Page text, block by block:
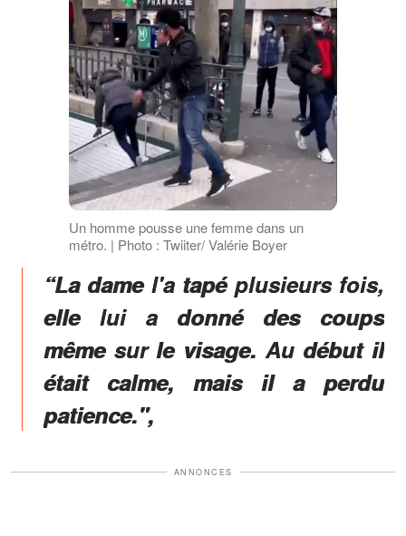
Un homme pousse une femme dans un
métro. | Photo : Twiiter/ Valérie Boyer
“La dame l'a tapé plusieurs fois,
elle lui a donné des coups
même sur le visage. Au début il
était calme, mais il a perdu
patience.",
ANNONCES